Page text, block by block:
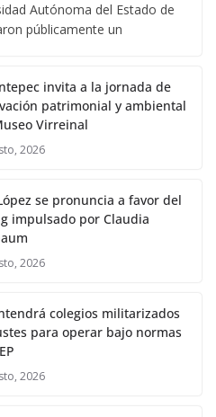
Autónoma del Estado de
públicamente un
invita a la jornada de
patrimonial y ambiental
Virreinal
2026
se pronuncia a favor del
impulsado por Claudia
2026
colegios militarizados
para operar bajo normas
2026